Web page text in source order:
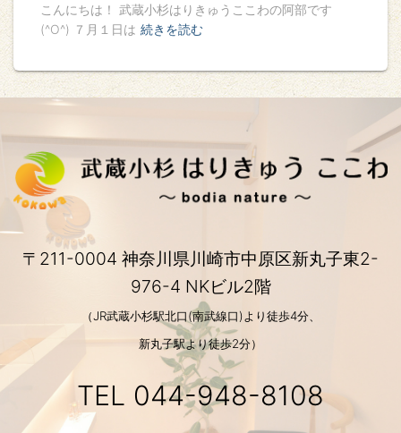
こんにちは！ 武蔵小杉はりきゅうここわの阿部です
(^O^) ７月１日は 続きを読む
〒211-0004 神奈川県川崎市中原区新丸子東2-
976-4 NKビル2階
（JR武蔵小杉駅北口(南武線口)より徒歩4分、
新丸子駅より徒歩2分）
TEL 044-948-8108